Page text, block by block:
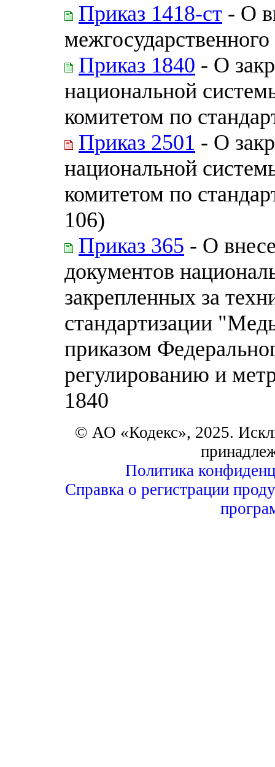
Приказ 1418-ст - О
межгосударственного
Приказ 1840 - О
национальной
комитетом по
Приказ 2501 - О
национальной
комитетом по
106)
Приказ 365 - О
документов
закрепленных за
стандартизации
приказом
регулированию и
1840
© АО «Кодекс», 2025.
Политика
Справка о регистрации